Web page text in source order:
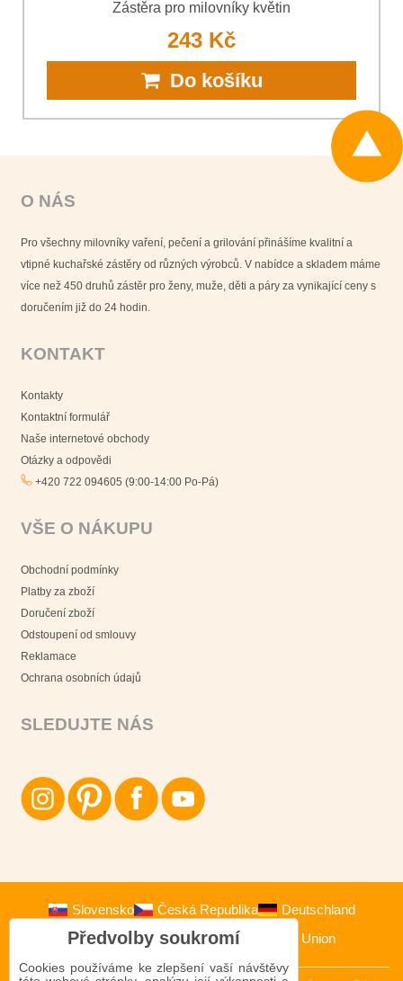
Zástěra pro milovníky květin
243 Kč
Do košíku
O NÁS
Pro všechny milovníky vaření, pečení a grilování přinášíme kvalitní a
vtipné kuchařské zástěry od různých výrobců. V nabídce a skladem máme
více než 450 druhů zástěr pro ženy, muže, děti a páry za vynikající ceny s
doručením již do 24 hodin.
KONTAKT
Kontakty
Kontaktní formulář
Naše internetové obchody
Otázky a odpovědi
+420 722 094605 (9:00-14:00 Po-Pá)
VŠE O NÁKUPU
Obchodní podmínky
Platby za zboží
Doručení zboží
Odstoupení od smlouvy
Reklamace
Ochrana osobních údajů
SLEDUJTE NÁS
Slovensko Česká Republika
Deutschland
Österreich
Polska European Union
Předvolby soukromí
Cookies používáme ke zlepšení vaší návštěvy